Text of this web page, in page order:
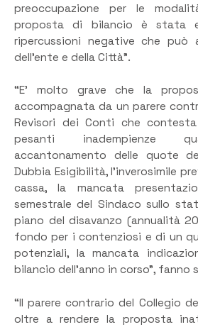
preoccupazione per le
proposta di bilancio è stata
ripercussioni negative che può
dell’ente e della Città”.
“E’ molto grave che la
accompagnata da un parere
Revisori dei Conti che contesta
pesanti inadempienze
accantonamento delle quote
Dubbia Esigibilità, l’inverosimile
cassa, la mancata
semestrale del Sindaco sullo
piano del disavanzo (annualità
fondo per i contenziosi e di un
potenziali, la mancata
bilancio dell’anno in corso”, fanno
“Il parere contrario del Collegio
oltre a rendere la proposta